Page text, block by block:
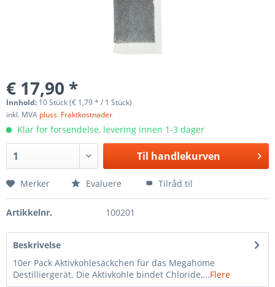
€ 17,90 *
Innhold: 10 Stück (€ 1,79 * / 1 Stück)
inkl. MVA pluss. Fraktkostnader
Klar for forsendelse, levering innen 1-3 dager
Til handlekurven
Merker Evaluere Tilråd til
Artikkelnr. 100201
Beskrivelse
10er Pack Aktivkohlesäckchen für das Megahome
Destilliergerät. Die Aktivkohle bindet Chloride,...Flere